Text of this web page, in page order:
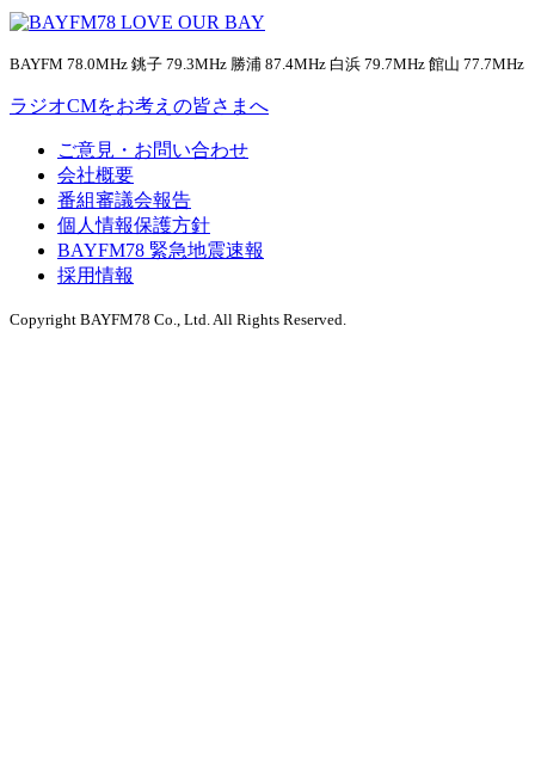
BAYFM 78.0MHz 銚子 79.3MHz 勝浦 87.4MHz 白浜 79.7MHz 館山 77.7MHz
ラジオCMをお考えの皆さまへ
ご意見・お問い合わせ
会社概要
番組審議会報告
個人情報保護方針
BAYFM78 緊急地震速報
採用情報
Copyright BAYFM78 Co., Ltd. All Rights Reserved.